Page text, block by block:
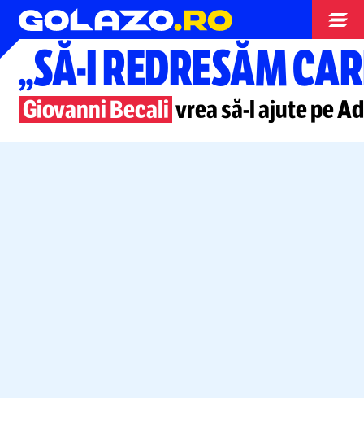
Stranieri
„SĂ-IREDRESĂM
Giovanni Becali vreasă-lajute pe